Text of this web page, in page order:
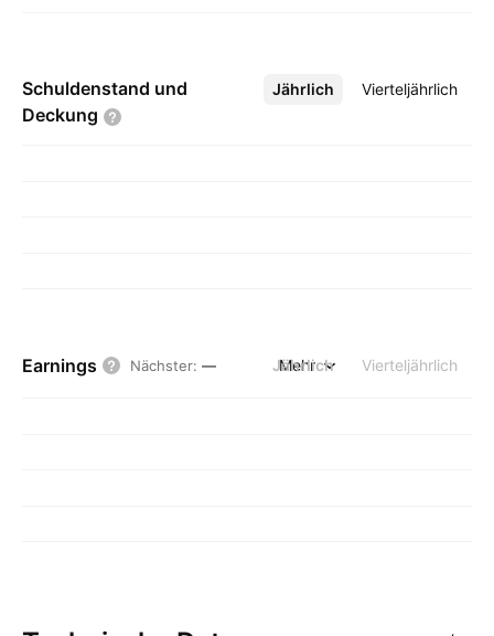
Schuldenstand und
Deckung
Jährlich Vierteljährlich
Mehr
Earnings Nächster: — Jährlich Vierteljährlich
Mehr